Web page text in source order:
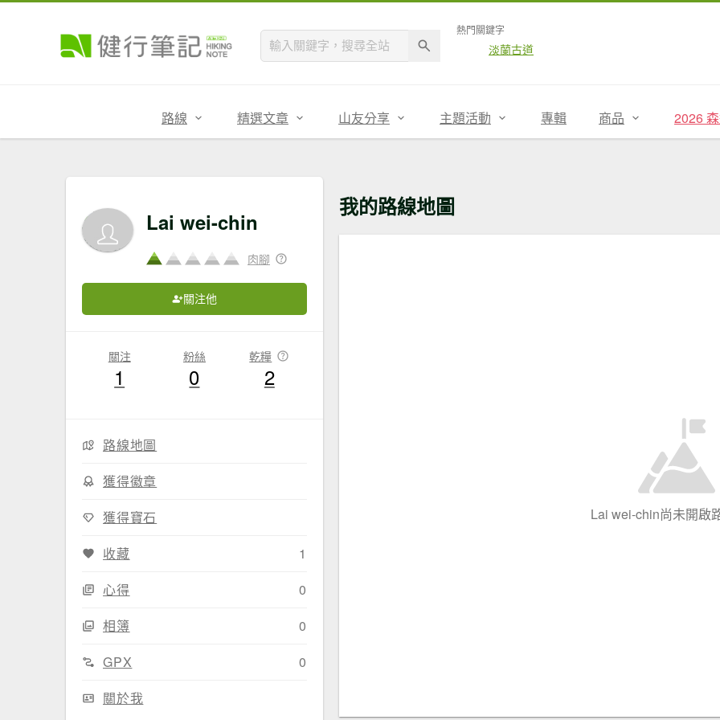
熱門關鍵字
淡蘭古道
路線 精選文章 山友分享 主題活動 專輯 商品 2026
Lai wei-chin
肉腳
關注他
關注
1
粉絲
0
乾糧
2
路線地圖
獲得徽章
獲得寶石
收藏
1
心得
0
相簿
0
GPX
0
關於我
我的路線地圖
Lai wei-chin尚未開啟